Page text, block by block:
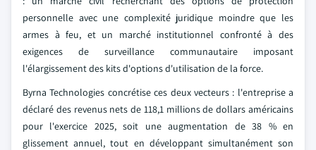
personnelle avec une complexité juridique moindre que les
armes à feu, et un marché institutionnel confronté à des
exigences de surveillance communautaire imposant
l'élargissement des kits d'options d'utilisation de la force.
Byrna Technologies concrétise ces deux vecteurs : l'entreprise a
déclaré des revenus nets de 118,1 millions de dollars américains
pour l'exercice 2025, soit une augmentation de 38 % en
glissement annuel, tout en développant simultanément son